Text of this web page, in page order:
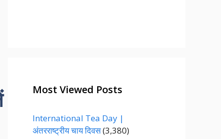
Most Viewed Posts
International Tea Day |
अंतरराष्ट्रीय चाय दिवस(3,380)